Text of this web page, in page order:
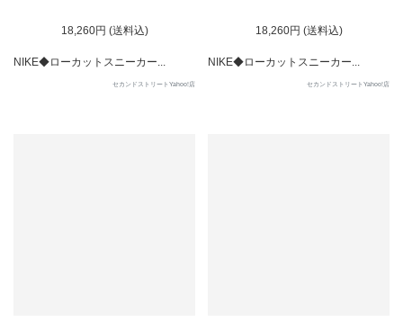
18,260円 (送料込)
NIKE◆ローカットスニーカー...
セカンドストリートYahoo!店
18,260円 (送料込)
NIKE◆ローカットスニーカー...
セカンドストリートYahoo!店